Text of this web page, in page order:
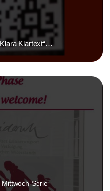
Klartext“…
Mittwoch-Serie